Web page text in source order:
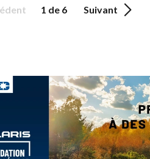
1 de 6 Suivant